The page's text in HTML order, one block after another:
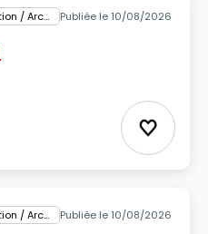
BTP / Matériaux de construction / Architecture Publiée le 10/08/2026
Ajouter
BTP / Matériaux de construction / Architecture Publiée le 10/08/2026